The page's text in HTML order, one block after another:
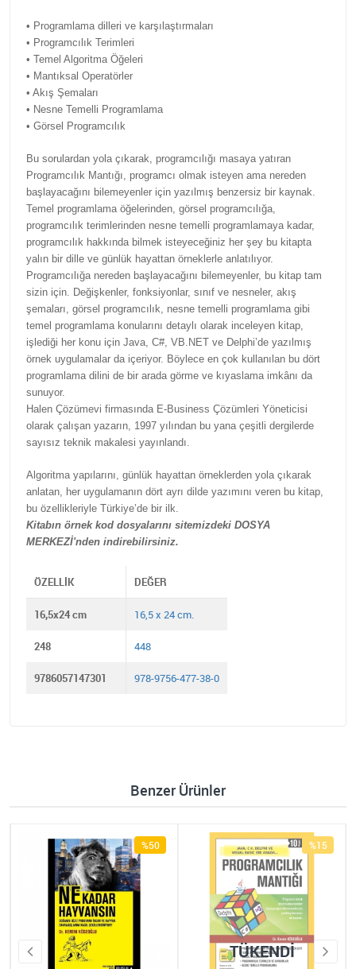
• Programlama dilleri ve karşılaştırmaları
• Programcılık Terimleri
• Temel Algoritma Öğeleri
• Mantıksal Operatörler
• Akış Şemaları
• Nesne Temelli Programlama
• Görsel Programcılık
Bu sorulardan yola çıkarak, programcılığı masaya yatıran
Programcılık Mantığı, programcı olmak isteyen ama nereden
başlayacağını bilemeyenler için yazılmış benzersiz bir kaynak.
Temel programlama öğelerinden, görsel programcılığa,
programcılık terimlerinden nesne temelli programlamaya kadar,
programcılık hakkında bilmek isteyeceğiniz her şey bu kitapta
yalın bir dille ve günlük hayattan örneklerle anlatılıyor.
Programcılığa nereden başlayacağını bilemeyenler, bu kitap tam
sizin için. Değişkenler, fonksiyonlar, sınıf ve nesneler, akış
şemaları, görsel programcılık, nesne temelli programlama gibi
temel programlama konularını detaylı olarak inceleyen kitap,
işlediği her konu için Java, C#, VB.NET ve Delphi’de yazılmış
örnek uygulamalar da içeriyor. Böylece en çok kullanılan bu dört
programlama dilini de bir arada görme ve kıyaslama imkânı da
sunuyor.
Halen Çözümevi firmasında E-Business Çözümleri Yöneticisi
olarak çalışan yazarın, 1997 yılından bu yana çeşitli dergilerde
sayısız teknik makalesi yayınlandı.
Algoritma yapılarını, günlük hayattan örneklerden yola çıkarak
anlatan, her uygulamanın dört ayrı dilde yazımını veren bu kitap,
bu özellikleriyle Türkiye’de bir ilk.
Kitabın örnek kod dosyalarını sitemizdeki DOSYA
MERKEZİ'nden indirebilirsiniz.
ÖZELLIK DEĞER
16,5x24 cm 16,5 x 24 cm.
248 448
9786057147301 978-9756-477-38-0
Benzer Ürünler
%50 %15
TÜKENDI